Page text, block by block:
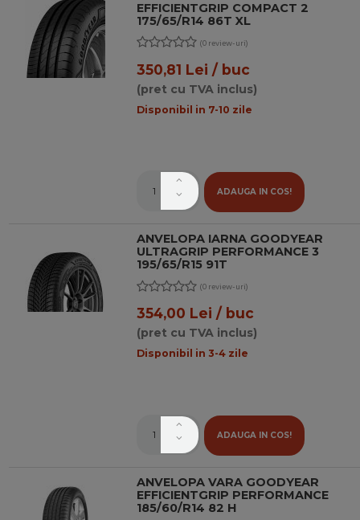
EFFICIENTGRIP COMPACT 2
175/65/R14 86T XL
(0 review-uri)
350,81 Lei / buc
(pret cu TVA inclus)
Disponibil in 7-10 zile
ADAUGA IN COS!
ANVELOPA IARNA GOODYEAR
ULTRAGRIP PERFORMANCE 3
195/65/R15 91T
(0 review-uri)
354,00 Lei / buc
(pret cu TVA inclus)
Disponibil in 3-4 zile
ADAUGA IN COS!
ANVELOPA VARA GOODYEAR
EFFICIENTGRIP PERFORMANCE
185/60/R14 82 H